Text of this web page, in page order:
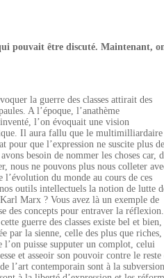
pouvait être discuté. Maintenant,
la guerre des classes attirait des
A l’époque, l’anathème
l’on évoquait une vision
Il aura fallu que le multimilliardaire
pour que l’expression ne suscite plus
besoin de nommer les choses car,
nous ne pouvons plus nous colleter
du monde au cours de ces
outils intellectuels la notion de lutte
Marx ? Vous avez là un exemple de
des concepts pour entraver la réflexion.
guerre des classes existe bel et bien,
par la sienne, celle des plus que riches,
l’on puisse supputer un complot, celui
et asseoir son pouvoir contre le reste
l’art contemporain sont à la subversion